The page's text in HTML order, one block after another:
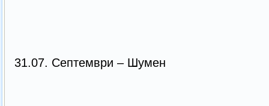
31.07. Септември – Шумен